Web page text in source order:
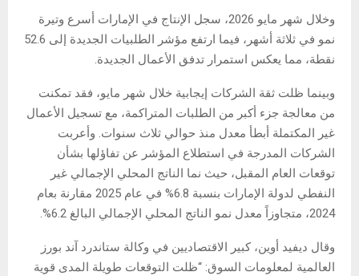
وخلال شهر مايو 2026، سجل الإنتاج في الإمارات أسرع وتيرة
نمو في ثلاثة أشهر، فيما ارتفع مؤشر الطلبيات الجديدة إلى 52.6
نقطة، مما يعكس استمرار تدفق الأعمال الجديدة.
وبينما ظلت ثقة الشركات إيجابية خلال شهر مايو، فقد تمكنت
من معالجة جزء أكبر من الطلبات المتراكمة، مع تسجيل الأعمال
غير المكتملة أبطأ معدل منذ حوالي ثلاث سنوات. وأعربت
الشركات المدرجة في استطلاع المؤشر عن تفاؤلها بشأن
توقعات العام المقبل، حيث نما الناتج المحلي الإجمالي غير
النفطي لدولة الإمارات بنسبة 6.8% في عام 2025 مقارنة بعام
2024، متجاوزاً معدل نمو الناتج المحلي الإجمالي البالغ 6.2%.
وقال ديفيد أوين، كبير الاقتصاديين في وكالة ستاندرد آند بورز
العالمية لمعلومات السوق: “ظلت التوقعات طويلة المدى قوية